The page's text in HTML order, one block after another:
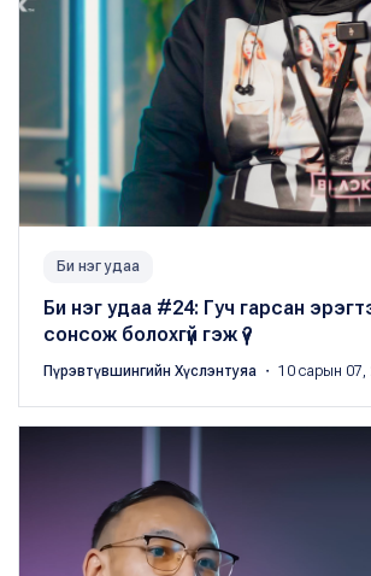
Би нэг удаа
Би нэг удаа #24: Гуч гарсан
сонсож болохгүй гэж үү?
Пүрэвтүвшингийн Хүслэнтуяа ・ 10 сарын 07,